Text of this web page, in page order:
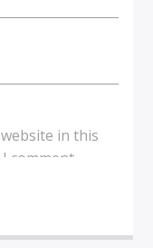
in this
comment.